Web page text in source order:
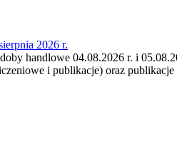
2026 r.
handlowe 04.08.2026 r. i
i publikacje) oraz